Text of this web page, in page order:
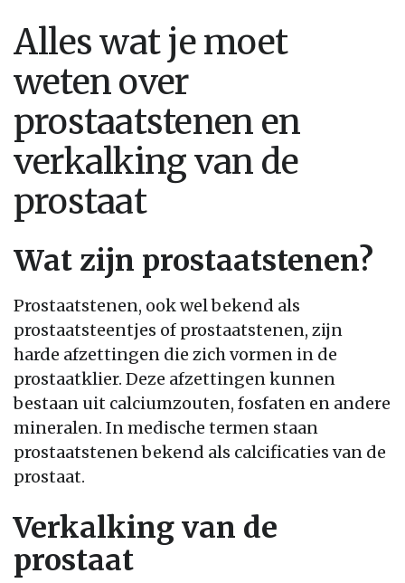
Alles wat je moet
weten over
prostaatstenen en
verkalking van de
prostaat
Wat zijn prostaatstenen?
Prostaatstenen, ook wel bekend als
prostaatsteentjes of prostaatstenen, zijn
harde afzettingen die zich vormen in de
prostaatklier. Deze afzettingen kunnen
bestaan uit calciumzouten, fosfaten en andere
mineralen. In medische termen staan
prostaatstenen bekend als calcificaties van de
prostaat.
Verkalking van de
prostaat